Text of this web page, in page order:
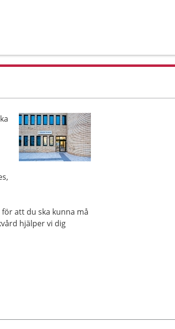
att du ska kunna må
hjälper vi dig